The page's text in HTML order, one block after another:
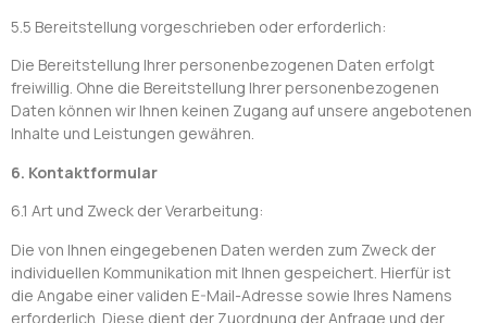
5.5 Bereitstellung vorgeschrieben oder erforderlich:
Die Bereitstellung Ihrer personenbezogenen Daten erfolgt
freiwillig. Ohne die Bereitstellung Ihrer personenbezogenen
Daten können wir Ihnen keinen Zugang auf unsere angebotenen
Inhalte und Leistungen gewähren.
6. Kontaktformular
6.1 Art und Zweck der Verarbeitung:
Die von Ihnen eingegebenen Daten werden zum Zweck der
individuellen Kommunikation mit Ihnen gespeichert. Hierfür ist
die Angabe einer validen E-Mail-Adresse sowie Ihres Namens
erforderlich. Diese dient der Zuordnung der Anfrage und der